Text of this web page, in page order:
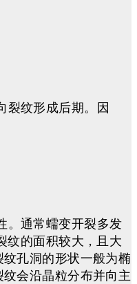
裂纹形成后期。因
。通常蠕变开裂多发
纹的面积较大，且大
孔洞的形状一般为椭
会沿晶粒分布并向主